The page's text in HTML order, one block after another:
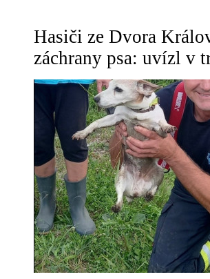
Hasiči ze Dvora
záchrany psa: uvízl v